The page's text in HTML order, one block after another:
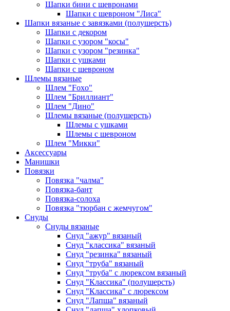
Шапки бини с шевронами
Шапки с шевроном "Лиса"
Шапки вязаные с завязками (полушерсть)
Шапки с декором
Шапки с узором "косы"
Шапки с узором "резинка"
Шапки с ушками
Шапки с шевроном
Шлемы вязаные
Шлем "Foxo"
Шлем "Бриллиант"
Шлем "Дино"
Шлемы вязаные (полушерсть)
Шлемы с ушками
Шлемы с шевроном
Шлем "Микки"
Аксессуары
Манишки
Повязки
Повязка "чалма"
Повязка-бант
Повязка-солоха
Повязка "тюрбан с жемчугом"
Снуды
Снуды вязаные
Снуд "ажур" вязаный
Снуд "классика" вязаный
Снуд "резинка" вязаный
Снуд "труба" вязаный
Снуд "труба" с люрексом вязаный
Снуд "Классика" (полушерсть)
Снуд "Классика" с люрексом
Снуд "Лапша" вязаный